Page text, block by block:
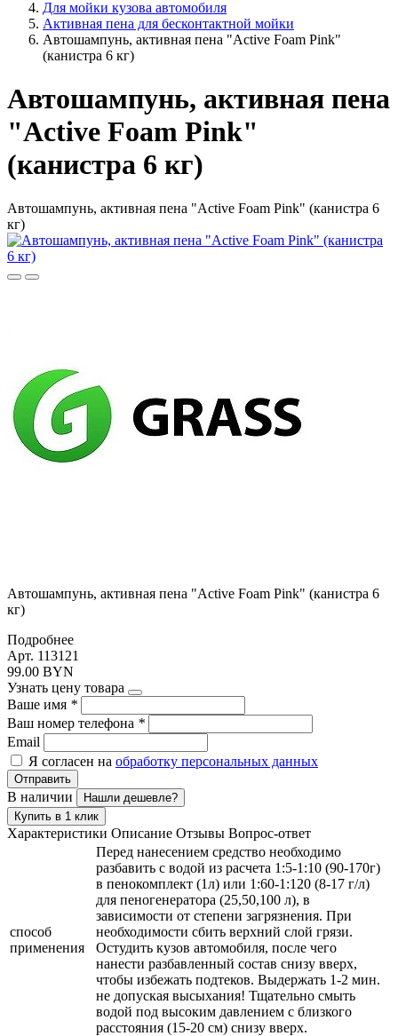
Для мойки кузова автомобиля
Активная пена для бесконтактной мойки
Автошампунь, активная пена "Active Foam Pink"
(канистра 6 кг)
Автошампунь, активная пена
"Active Foam Pink"
(канистра 6 кг)
Автошампунь, активная пена "Active Foam Pink" (канистра 6
кг)
Автошампунь, активная пена "Active Foam Pink" (канистра 6
кг)
Подробнее
Арт. 113121
99.00 BYN
Узнать цену товара
Ваше имя *
Ваш номер телефона *
Email
Я согласен на обработку персональных данных
Отправить
В наличии
Нашли дешевле?
Купить в 1 клик
Характеристики Описание Отзывы Вопрос-ответ
способ
применения
Перед нанесением средство необходимо
разбавить с водой из расчета 1:5-1:10 (90-170г)
в пенокомплект (1л) или 1:60-1:120 (8-17 г/л)
для пеногенератора (25,50,100 л), в
зависимости от степени загрязнения. При
необходимости сбить верхний слой грязи.
Остудить кузов автомобиля, после чего
нанести разбавленный состав снизу вверх,
чтобы избежать подтеков. Выдержать 1-2 мин.
не допуская высыхания! Тщательно смыть
водой под высоким давлением с близкого
расстояния (15-20 см) снизу вверх.